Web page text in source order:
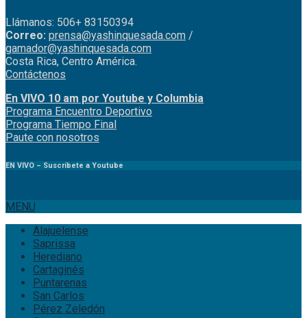
Llámanos: 506+ 83150394
Correo: prensa@yashinquesada.com /
gamador@yashinquesada.com
Costa Rica, Centro América.
Contáctenos
En VIVO 10 am por Youtube y Columbia
Programa Encuentro Deportivo
Programa Tiempo Final
Paute con nosotros
EN VIVO – Suscríbete a Youtube
MENU
Alajuelense
Saprissa
Herediano
Cartaginés
Puntarenas
San Carlos
Pérez Zeledón